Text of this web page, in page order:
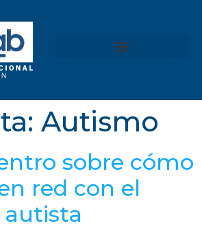
Autismo
sobre cómo
red con el